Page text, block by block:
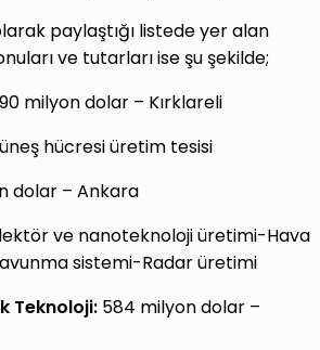
paylaştığı listede yer alan
ve tutarları ise şu şekilde;
milyon dolar – Kırklareli
hücresi üretim tesisi
dolar – Ankara
ve nanoteknoloji üretimi-Hava
sistemi-Radar üretimi
Teknoloji: 584 milyon dolar –